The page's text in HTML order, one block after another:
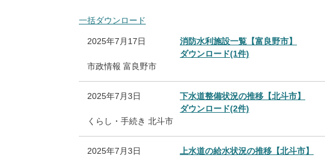
一括ダウンロード
2025年7月17日
消防水利施設一覧【富良野市】
ダウンロード(1件)
市政情報 富良野市
2025年7月3日
下水道整備状況の推移【北斗市】
ダウンロード(2件)
くらし・手続き 北斗市
2025年7月3日
上水道の給水状況の推移【北斗市】